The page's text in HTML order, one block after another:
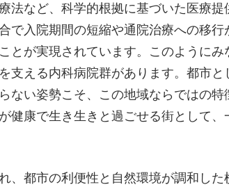
法など、科学的根拠に基づいた医療提
で入院期間の短縮や通院治療への移行
とが実現されています。このようにみ
支える内科病院群があります。都市と
ない姿勢こそ、この地域ならではの特
健康で生き生きと過ごせる街として、
、都市の利便性と自然環境が調和した